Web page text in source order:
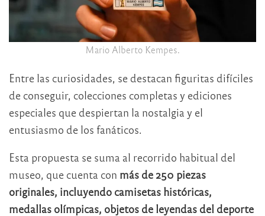
Mario Alberto Kempes.
Entre las curiosidades, se destacan figuritas difíciles
de conseguir, colecciones completas y ediciones
especiales que despiertan la nostalgia y el
entusiasmo de los fanáticos.
Esta propuesta se suma al recorrido habitual del
museo, que cuenta con más de 250 piezas
originales, incluyendo camisetas históricas,
medallas olímpicas, objetos de leyendas del deporte